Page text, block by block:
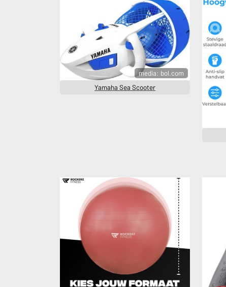
media: bol.com
Yamaha Sea Scooter